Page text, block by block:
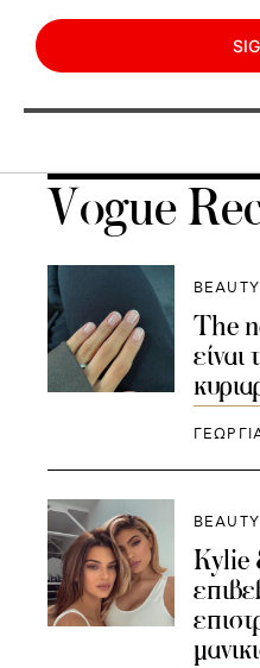
Vogue
BEAUTY
The
BEAUTY
Kylie